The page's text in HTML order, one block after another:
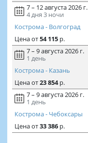
7 – 12 августа 2026 г.
4 дня 3 ночи
Кострома - Волгоград
Ценаот54 115р.
7 – 9 августа 2026 г.
1 день
Кострома - Казань
Ценаот23 854р.
7 – 9 августа 2026 г.
1 день
Кострома - Чебоксары
Ценаот33 386р.